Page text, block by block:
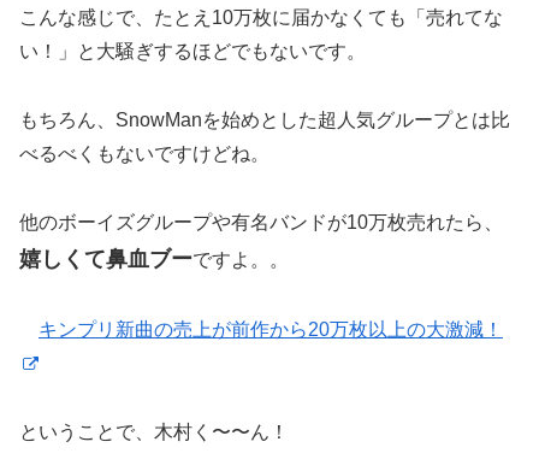
こんな感じで、たとえ10万枚に届かなくても「売れてな
い！」と大騒ぎするほどでもないです。
もちろん、SnowManを始めとした超人気グループとは比
べるべくもないですけどね。
他のボーイズグループや有名バンドが10万枚売れたら、
嬉しくて鼻血ブーですよ。。
キンプリ新曲の売上が前作から20万枚以上の大激減！
ということで、木村く〜〜ん！